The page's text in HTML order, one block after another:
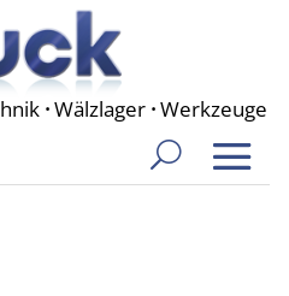
·Wälzlager ·Werkzeuge